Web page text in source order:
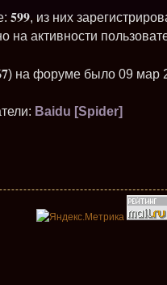
599, из них
на активности
) на форуме было 09 мар
Baidu [Spider]